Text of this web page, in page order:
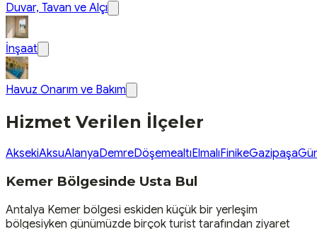
Duvar, Tavan ve Alçı
İnşaat
Havuz Onarım ve Bakım
Hizmet Verilen İlçeler
AksekiAksuAlanyaDemreDöşemealtıElmalıFinikeGazipaşa
Kemer Bölgesinde Usta Bul
Antalya Kemer bölgesi eskiden küçük bir yerleşim
bölgesiyken günümüzde birçok turist tarafından ziyaret